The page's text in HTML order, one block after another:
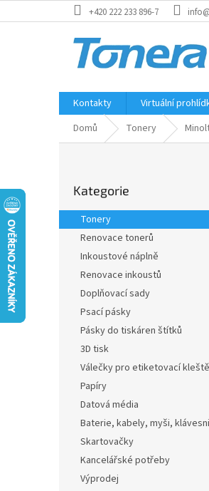
na
+420 222 233 896-7
Kontakty Virtuální
Domů
Tonery
r
a
kategorie
Kategorie
Tonery
Renovace tonerů
Inkoustové náplně
Renovace inkoustů
Doplňovací sady
Psací pásky
Pásky do tiskáren štítků
3D tisk
Válečky pro etiketovací kleště
Papíry
Datová média
Baterie, kabely, myši,
Skartovačky
Kancelářské potřeby
Výprodej